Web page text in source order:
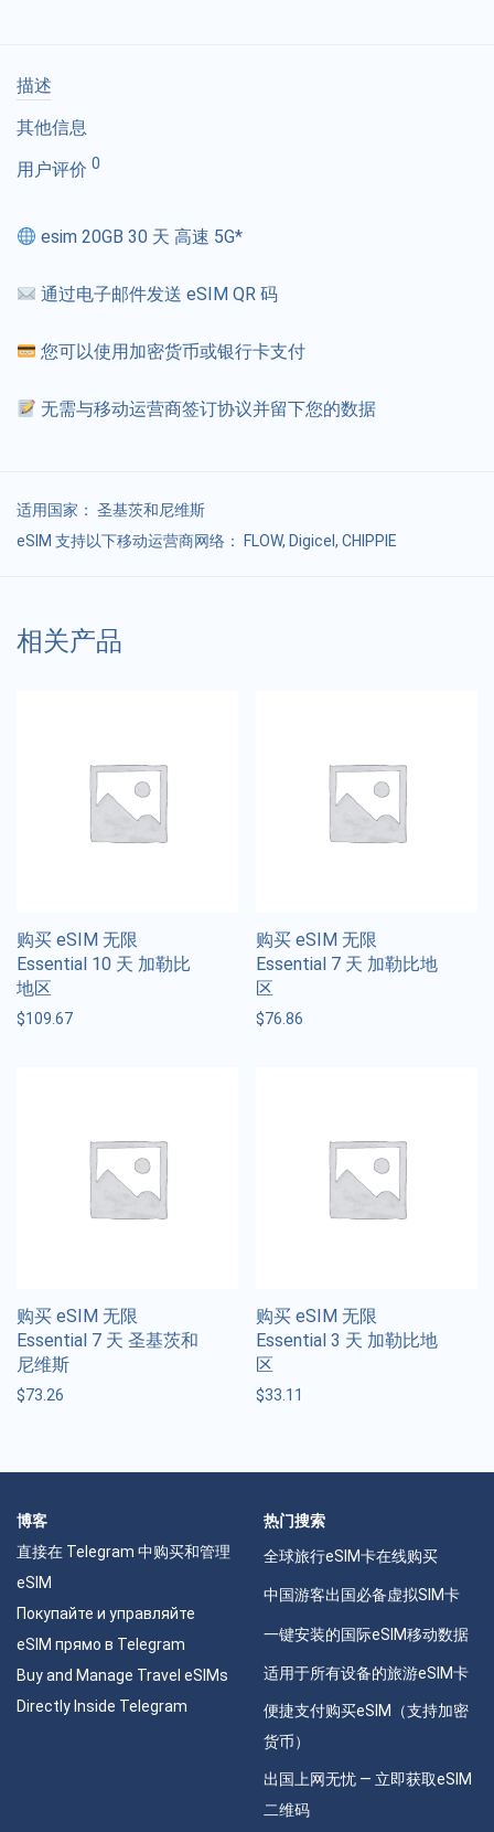
描述
其他信息
用户评价 0
esim 20GB 30 天 高速 5G*
通过电子邮件发送 eSIM QR 码
您可以使用加密货币或银行卡支付
无需与移动运营商签订协议并留下您的数据
适用国家： 圣基茨和尼维斯
eSIM 支持以下移动运营商网络： FLOW, Digicel, CHIPPIE
相关产品
购买 eSIM 无限
Essential 10 天 加勒比
地区
$109.67
购买 eSIM 无限
Essential 7 天 加勒比地
区
$76.86
购买 eSIM 无限
Essential 7 天 圣基茨和
尼维斯
$73.26
购买 eSIM 无限
Essential 3 天 加勒比地
区
$33.11
博客
直接在 Telegram 中购买和管理
eSIM
Покупайте и управляйте
eSIM прямо в Telegram
Buy and Manage Travel eSIMs
Directly Inside Telegram
热门搜索
全球旅行eSIM卡在线购买
中国游客出国必备虚拟SIM卡
一键安装的国际eSIM移动数据
适用于所有设备的旅游eSIM卡
便捷支付购买eSIM（支持加密
货币）
出国上网无忧 — 立即获取eSIM
二维码